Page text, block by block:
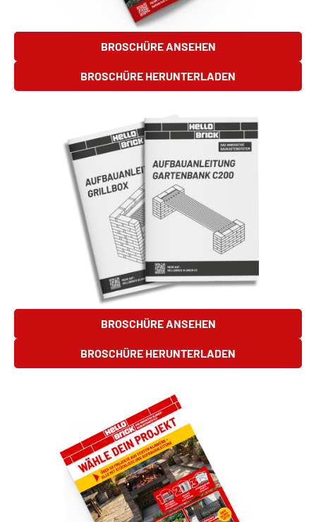
BROSCHÜRE ANSEHEN
BROSCHÜRE HERUNTERLADEN
BROSCHÜRE ANSEHEN
BROSCHÜRE HERUNTERLADEN